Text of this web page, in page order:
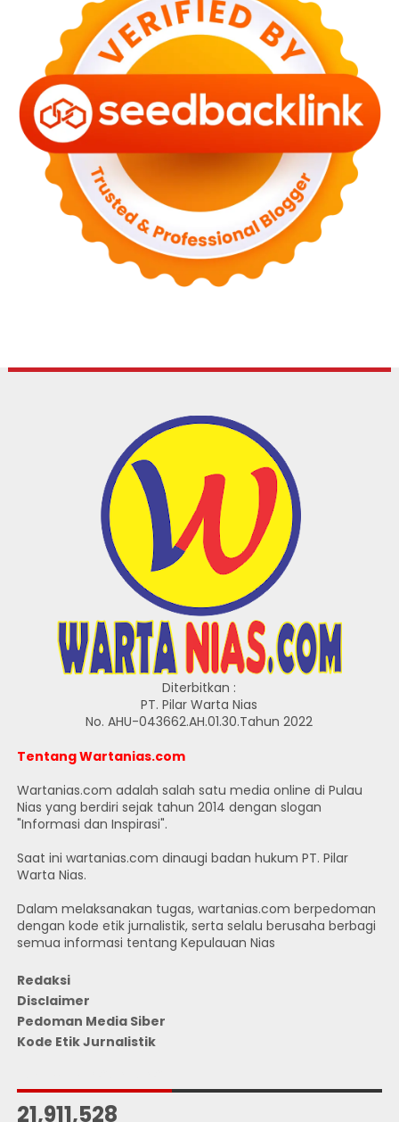
Diterbitkan :
PT. Pilar Warta Nias
No. AHU-043662.AH.01.30.Tahun 2022
Tentang Wartanias.com
Wartanias.com adalah salah satu media online di Pulau
Nias yang berdiri sejak tahun 2014 dengan slogan
"Informasi dan Inspirasi".
Saat ini wartanias.com dinaugi badan hukum PT. Pilar
Warta Nias.
Dalam melaksanakan tugas, wartanias.com berpedoman
dengan kode etik jurnalistik, serta selalu berusaha berbagi
semua informasi tentang Kepulauan Nias
Redaksi
Disclaimer
Pedoman Media Siber
Kode Etik Jurnalistik
21,911,528